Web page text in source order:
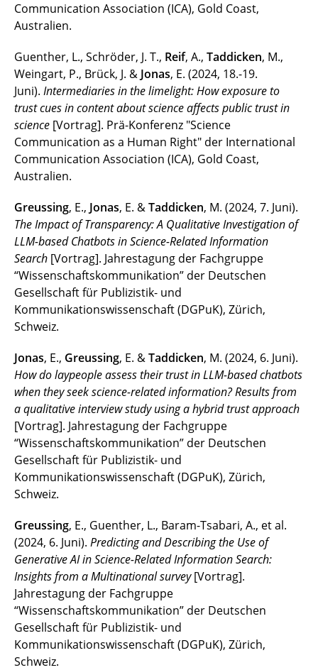
Communication Association (ICA), Gold Coast,
Australien.
Guenther, L., Schröder, J. T., Reif, A., Taddicken, M.,
Weingart, P., Brück, J. & Jonas, E. (2024, 18.-19.
Juni). Intermediaries in the limelight: How exposure to
trust cues in content about science affects public trust in
science [Vortrag]. Prä-Konferenz "Science
Communication as a Human Right" der International
Communication Association (ICA), Gold Coast,
Australien.
Greussing, E., Jonas, E. &Taddicken, M. (2024, 7. Juni).
The Impact of Transparency: A Qualitative Investigation of
LLM-based Chatbots in Science-Related Information
Search [Vortrag]. Jahrestagung der Fachgruppe
“Wissenschaftskommunikation” der Deutschen
Gesellschaft für Publizistik- und
Kommunikationswissenschaft (DGPuK), Zürich,
Schweiz.
Jonas, E., Greussing, E. &Taddicken, M. (2024, 6. Juni).
How do laypeople assess their trust in LLM-based chatbots
when they seek science-related information? Results from
a qualitative interview study using a hybrid trust approach
[Vortrag]. Jahrestagung der Fachgruppe
“Wissenschaftskommunikation” der Deutschen
Gesellschaft für Publizistik- und
Kommunikationswissenschaft (DGPuK), Zürich,
Schweiz.
Greussing, E., Guenther, L., Baram-Tsabari, A., et al.
(2024, 6. Juni). Predicting and Describing the Use of
Generative AI in Science-Related Information Search:
Insights from a Multinational survey[Vortrag].
Jahrestagung der Fachgruppe
“Wissenschaftskommunikation” der Deutschen
Gesellschaft für Publizistik- und
Kommunikationswissenschaft (DGPuK), Zürich,
Schweiz.